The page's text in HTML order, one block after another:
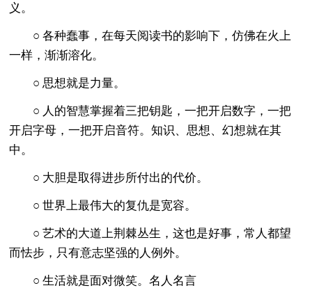
义。
○ 各种蠢事，在每天阅读书的影响下，仿佛在火上
一样，渐渐溶化。
○ 思想就是力量。
○ 人的智慧掌握着三把钥匙，一把开启数字，一把
开启字母，一把开启音符。知识、思想、幻想就在其
中。
○ 大胆是取得进步所付出的代价。
○ 世界上最伟大的复仇是宽容。
○ 艺术的大道上荆棘丛生，这也是好事，常人都望
而怯步，只有意志坚强的人例外。
○ 生活就是面对微笑。名人名言